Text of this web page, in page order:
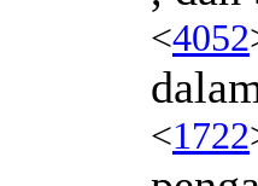
<4052
<1722